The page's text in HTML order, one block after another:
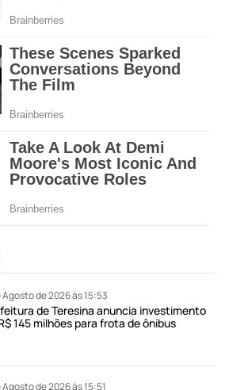
Agosto de 2026 às 15:53
de Teresina anuncia investimento
145 milhões para frota de ônibus
Agosto de 2026 às 15:51